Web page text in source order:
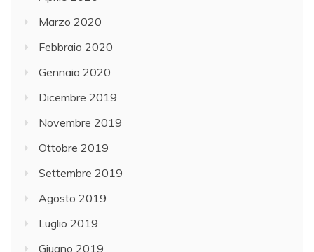
Marzo 2020
Febbraio 2020
Gennaio 2020
Dicembre 2019
Novembre 2019
Ottobre 2019
Settembre 2019
Agosto 2019
Luglio 2019
Giugno 2019